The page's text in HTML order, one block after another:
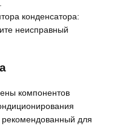
конденсатора:
неисправный
компонентов
рекомендованный для